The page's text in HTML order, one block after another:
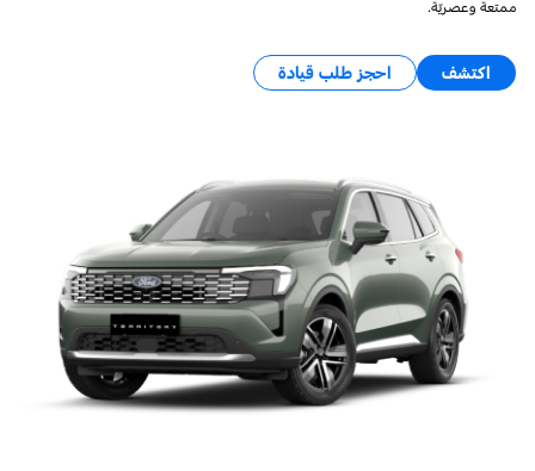
ممتعة وعصريّة.
اكتشف احجز طلب قيادة